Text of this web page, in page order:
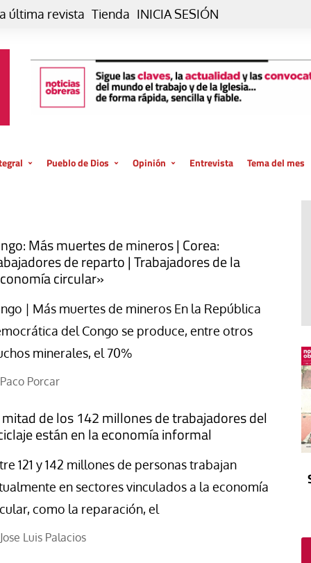
última revista Tienda INICIA SESIÓN
Pueblo de Dios
Vaticano
El termómetro
El Evangelio en tu vida
El atrio
In memoriam
Opinión
Blog Eutopía
Blog El Evangelio del trabajo
Viñeta
Tribuna
La columna
Entrevista Tema del mes
Más muertes de mineros | Corea:
de reparto | Trabajadores de la
circular»
| Más muertes de mineros En la República
del Congo se produce, entre otros
minerales, el 70%
Paco Porcar
mitad de los 142 millones de trabajadores del
están en la economía informal
121 y 142 millones de personas trabajan
en sectores vinculados a la economía
como la reparación, el
Jose Luis Palacios